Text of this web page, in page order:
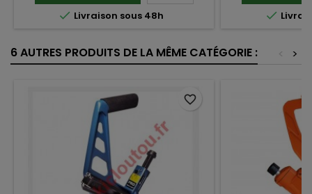
 Livraison sous 48h 
6 AUTRES PRODUITS DE LA MÊME CATÉGORIE : >
<
favorite_border